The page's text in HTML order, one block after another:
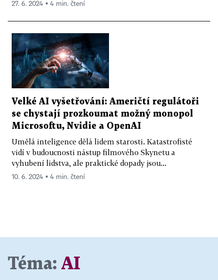
27. 6. 2024 ▪ 4 min. čtení
Velké AI vyšetřování: Američtí regulátoři
se chystají prozkoumat možný monopol
Microsoftu, Nvidie a OpenAI
Umělá inteligence dělá lidem starosti. Katastrofisté
vidí v budoucnosti nástup filmového Skynetu a
vyhubení lidstva, ale praktické dopady jsou...
10. 6. 2024 ▪ 4 min. čtení
Téma: AI